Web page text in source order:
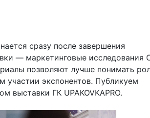
сразу после завершения
— маркетинговые исследования
позволяют лучше понимать
участии экспонентов. Публикуем
выставки ГК UPAKOVKAPRO.